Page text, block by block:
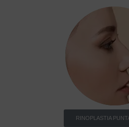
RINOPLASTIA